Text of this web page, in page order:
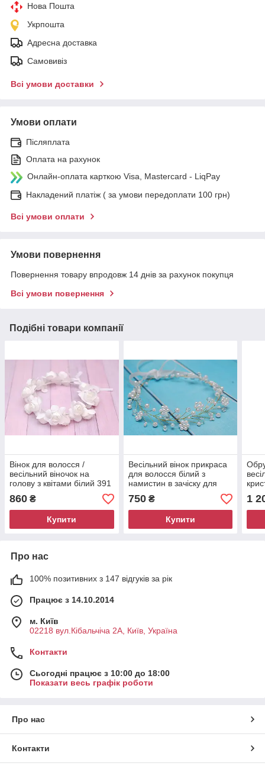
Нова Пошта
Укрпошта
Адресна доставка
Самовивіз
Всі умови доставки
Умови оплати
Післяплата
Оплата на рахунок
Онлайн-оплата карткою Visa, Mastercard - LiqPay
Накладений платіж ( за умови передоплати 100 грн)
Всі умови оплати
Умови повернення
Повернення товару впродовж 14 днів за рахунок покупця
Всі умови повернення
Подібні товари компанії
Вінок для волосся /
весільний віночок на
голову з квітами білий 391
Об
860 ₴
Купити
Весільний вінок прикраса
для волосся білий з
намистин в зачіску для
нареченої
750₴
Купити
1
Про нас
100% позитивних з 147 відгуків за рік
Працює з 14.10.2014
м. Київ
02218 вул.Кібальчіча 2А, Київ, Україна
Контакти
Сьогодні працює з 10:00 до 18:00
Показати весь графік роботи
Про нас
Контакти